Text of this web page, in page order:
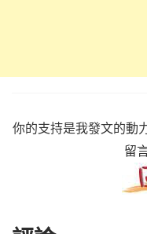
你的支持是我發文的動
留